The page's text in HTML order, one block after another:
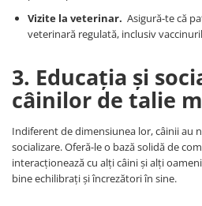
Vizite la veterinar. Asigură-te că
veterinară regulată, inclusiv
3. Educația și
câinilor de talie
Indiferent de dimensiunea lor, câinii au
socializare. Oferă-le o bază solidă de
interacționează cu alți câini și alți
bine echilibrați și încrezători în sine.